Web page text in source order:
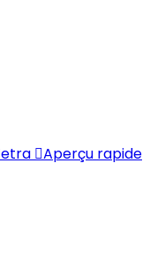
Aperçu rapide